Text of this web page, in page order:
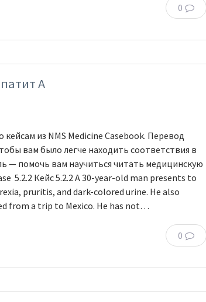
0
А
из NMS Medicine Casebook. Перевод
вам было легче находить соответствия в
— помочь вам научиться читать медицинскую
5.2.2 Кейс 5.2.2 A 30-year-old man presents to
pruritis, and dark-colored urine. He also
from a trip to Mexico. He has not…
0